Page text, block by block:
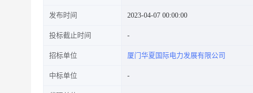
发布时间 2023-04-07 00:00:00
投标截止时间
招标单位 厦门华夏国际电力发展有限公司
中标单位